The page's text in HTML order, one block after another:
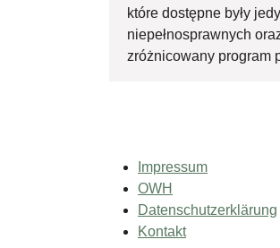
które dostępne były
niepełnosprawnych
zróżnicowany program
Impressum
OWH
Datenschutzerklärung
Kontakt